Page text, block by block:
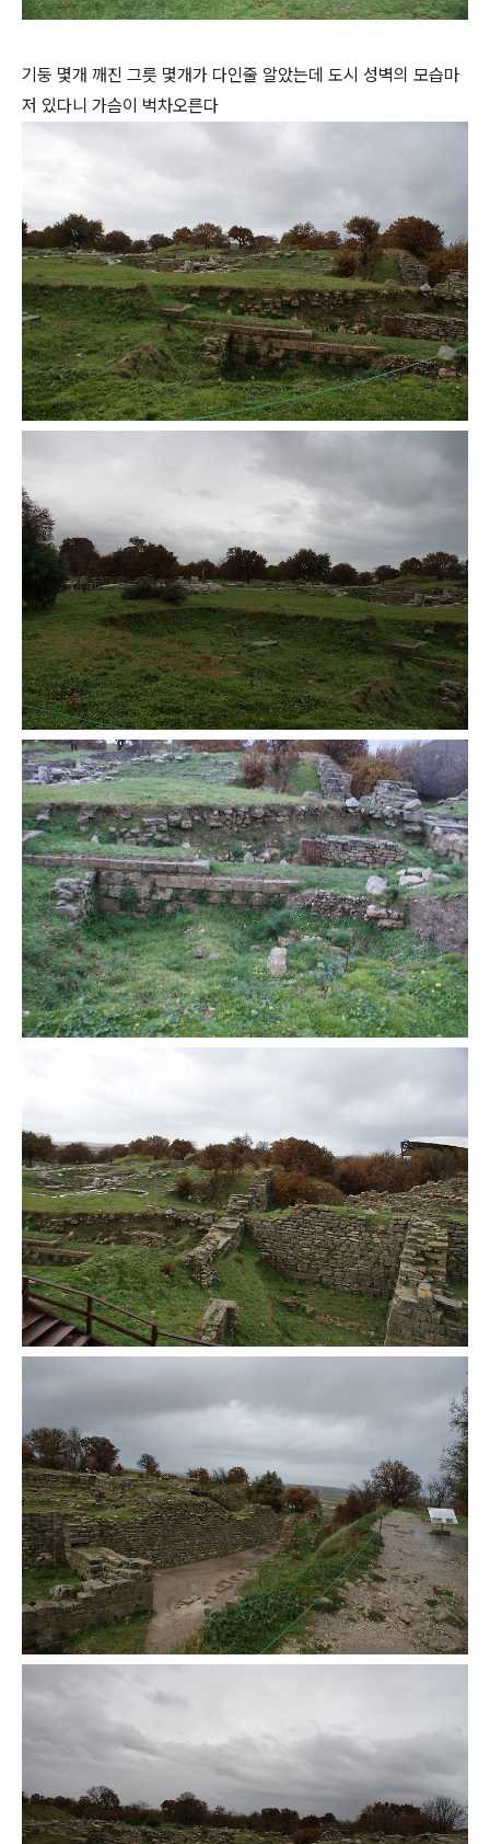
기둥 몇개 깨진 그릇 몇개가 다인줄 알았는데 도시 성벽의 모습마
저 있다니 가슴이 벅차오른다